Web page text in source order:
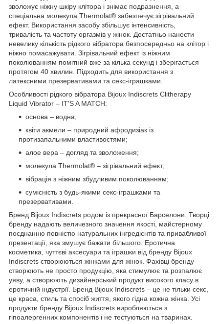
зволожує ніжну шкіру клітора і знімає подразнення, а
спеціальна молекула Thermolat® забезпечує зігрівальний
ефект. Використання засобу збільшує інтенсивність,
тривалість та частоту оргазмів у жінок. Достатньо нанести
невелику кількість рідкого вібратора безпосередньо на клітор і
ніжно помасажувати. Зігрівальний ефект із ніжним
поколюванням помітний вже за кілька секунд і зберігається
протягом 40 хвилин. Підходить для використання з
латексними презервативами та секс-іграшками.
Особливості рідкого вібратора Bijoux Indiscrets Clitherapy
Liquid Vibrator – IT'S A MATCH:
основа – водна;
квіти акмели – природний афродизіак із
протизапальними властивостями;
алое вера – догляд та зволоження;
молекула Thermolat® – зігрівальний ефект;
вібрація з ніжним збудливим поколюванням;
сумісність з будь-якими секс-іграшками та
презервативами.
Бренд Bijoux Indiscrets родом із прекрасної Барселони. Творці
бренду надають величезного значення якості, майстерному
поєднанню повністю натуральних інгредієнтів та привабливої
презентації, яка змушує бажати більшого. Еротична
косметика, чуттєві аксесуари та іграшки від бренду Bijoux
Indiscrets створюються жінками для жінок. Фахівці бренду
створюють не просто продукцію, яка стимулює та розпалює
уяву, а створюють дизайнерський продукт високого класу в
еротичній індустрії. Бренд Bijoux Indiscrets – це не тільки секс,
це краса, стиль та спосіб життя, якого гідна кожна жінка. Усі
продукти бренду Bijoux Indiscrets виробляються з
гіпоалергенних компонентів і не тестуються на тваринах.